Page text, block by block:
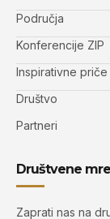
Područja
Konferencije ZIP
Inspirativne priče
Društvo
Partneri
Društvene
Zaprati nas na